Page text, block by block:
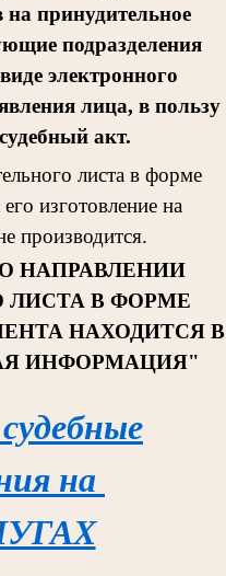
принудительное
подразделения
электронного
лица, в пользу
акт.
о листа в форме
изготовление на
производится.
НАПРАВЛЕНИИ
В ФОРМЕ
НАХОДИТСЯ В
ИНФОРМАЦИЯ"
на